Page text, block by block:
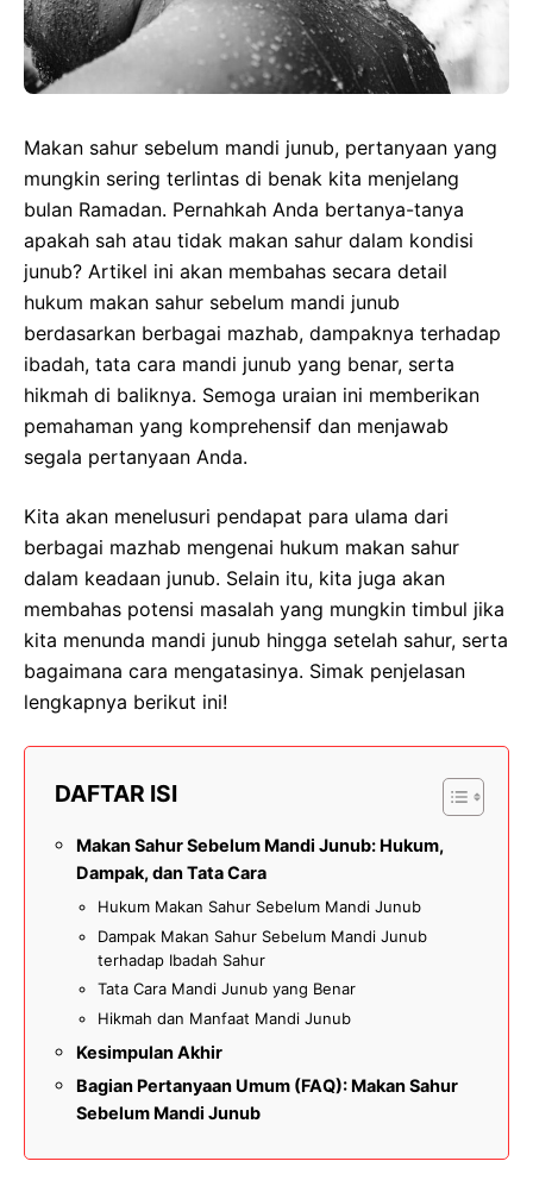
Makan sahur sebelum mandi junub, pertanyaan yang
mungkin sering terlintas di benak kita menjelang
bulan Ramadan. Pernahkah Anda bertanya-tanya
apakah sah atau tidak makan sahur dalam kondisi
junub? Artikel ini akan membahas secara detail
hukum makan sahur sebelum mandi junub
berdasarkan berbagai mazhab, dampaknya terhadap
ibadah, tata cara mandi junub yang benar, serta
hikmah di baliknya. Semoga uraian ini memberikan
pemahaman yang komprehensif dan menjawab
segala pertanyaan Anda.
Kita akan menelusuri pendapat para ulama dari
berbagai mazhab mengenai hukum makan sahur
dalam keadaan junub. Selain itu, kita juga akan
membahas potensi masalah yang mungkin timbul jika
kita menunda mandi junub hingga setelah sahur, serta
bagaimana cara mengatasinya. Simak penjelasan
lengkapnya berikut ini!
DAFTAR ISI
Makan Sahur Sebelum Mandi Junub: Hukum,
Dampak, dan Tata Cara
Hukum Makan Sahur Sebelum Mandi Junub
Dampak Makan Sahur Sebelum Mandi Junub
terhadap Ibadah Sahur
Tata Cara Mandi Junub yang Benar
Hikmah dan Manfaat Mandi Junub
Kesimpulan Akhir
Bagian Pertanyaan Umum (FAQ): Makan Sahur
Sebelum Mandi Junub